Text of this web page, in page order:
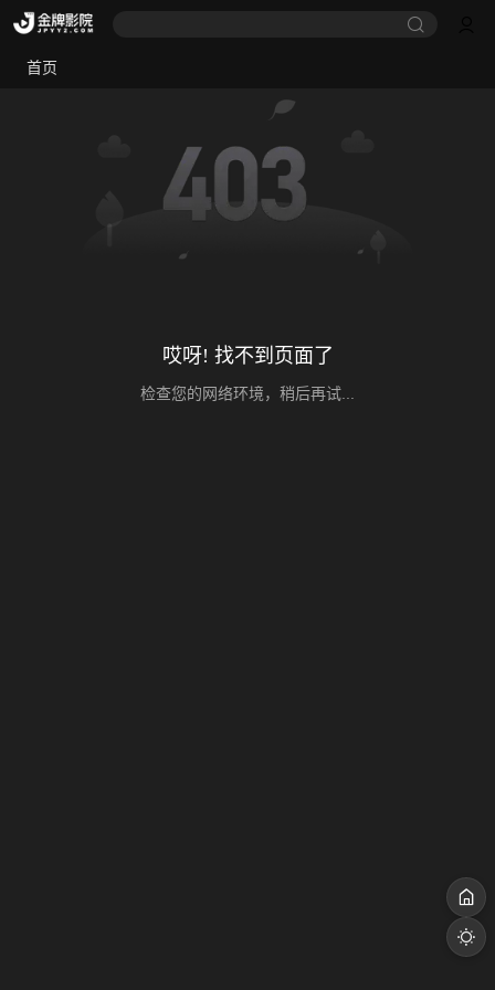
首页
哎呀! 找不到页面了
检查您的网络环境，稍后再试...